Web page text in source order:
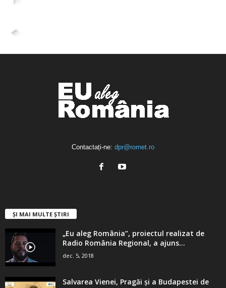
2,265
4,400
Contactați-ne: dpr@rornet.ro
ȘI MAI MULTE ȘTIRI
„Eu aleg România”, proiectul realizat de
Radio România Regional, a ajuns...
dec. 5, 2018
Salvarea Vienei, Pragăi şi a Budapestei de